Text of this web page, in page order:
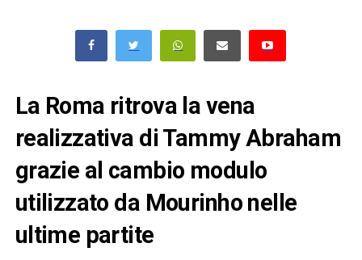
La Roma ritrova la vena
realizzativa di Tammy Abraham
grazie al cambio modulo
utilizzato da Mourinho nelle
ultime partite